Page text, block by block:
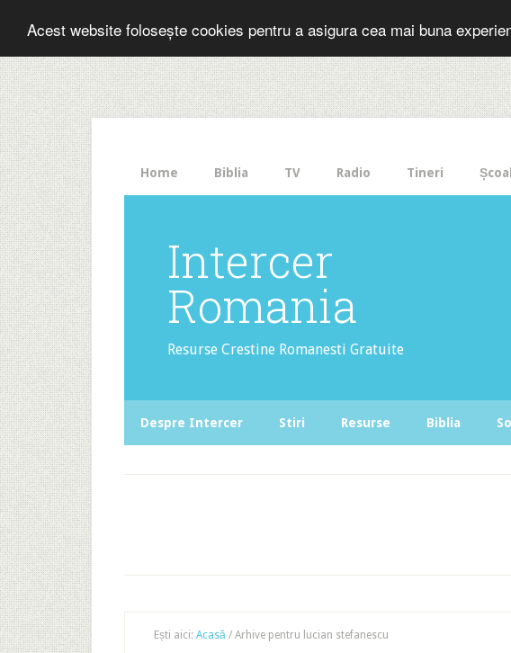
Acest website folosește cookies pentru a asigura cea mai buna
The
HelloBar
- a
little
bar
that
gets
noticed!
Home Biblia TV Radio Tineri
Intercer
Romania
Resurse Crestine Romanesti Gratuite
Despre Intercer Stiri Resurse Biblia
Ești aici: Acasă / Arhive pentru lucian stefanescu